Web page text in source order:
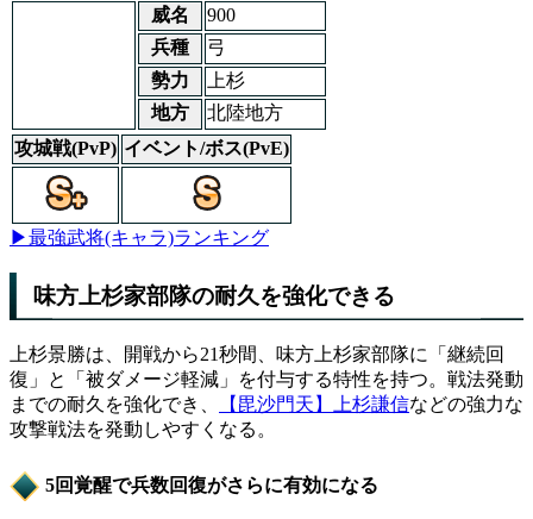
威名
900
兵種
弓
勢力
上杉
地方
北陸地方
攻城戦(PvP) イベント/ボス(PvE)
▶最強武将(キャラ)ランキング
味方上杉家部隊の耐久を強化できる
上杉景勝は、開戦から21秒間、味方上杉家部隊に「継続回
復」と「被ダメージ軽減」を付与する特性を持つ。戦法発動
までの耐久を強化でき、
【毘沙門天】上杉謙信などの強力な
攻撃戦法を発動しやすくなる。
5回覚醒で兵数回復がさらに有効になる